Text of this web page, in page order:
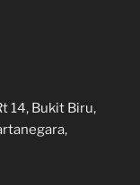
14, Bukit Biru,